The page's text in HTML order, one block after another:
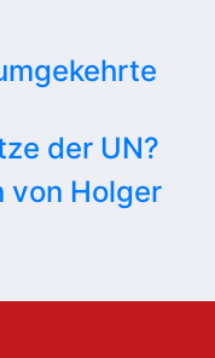
der UN?
von Holger